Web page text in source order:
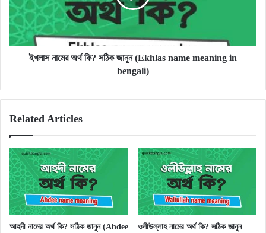
জানুন
(Ekhlas
name
meaning
ইখলাস নামের অর্থ কি? সঠিক জানুন (Ekhlas name meaning in
bengali)
Related Articles
আহদী নামের অর্থ কি? সঠিক জানুন (Ahdee
ওলীউল্লাহ নামের অর্থ কি? সঠিক জানুন